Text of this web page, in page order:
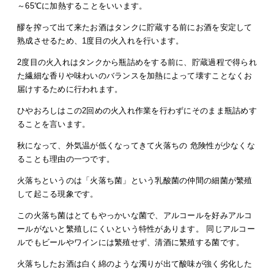
～65℃に加熱することをいいます。
醪を搾って出て来たお酒はタンクに貯蔵する前にお酒を安定して
熟成させるため、1度目の火入れを行います。
2度目の火入れはタンクから瓶詰めをする前に、貯蔵過程で得られ
た繊細な香りや味わいのバランスを加熱によって壊すことなくお
届けするために行われます。
ひやおろしはこの2回めの火入れ作業を行わずにそのまま瓶詰めす
ることを言います。
秋になって、外気温が低くなってきて火落ちの 危険性が少なくな
ることも理由の一つです。
火落ちというのは「火落ち菌」という乳酸菌の仲間の細菌が繁殖
して起こる現象です。
この火落ち菌はとてもやっかいな菌で、アルコールを好みアルコ
ールがないと繁殖しにくいという特性があります。 同じアルコー
ルでもビールやワインには繁殖せず、清酒に繁殖する菌です。
火落ちしたお酒は白く綿のような濁りが出て酸味が強く劣化した